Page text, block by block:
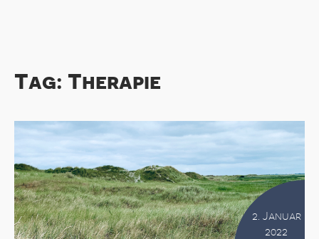
Tag: Therapie
2. Januar
2022